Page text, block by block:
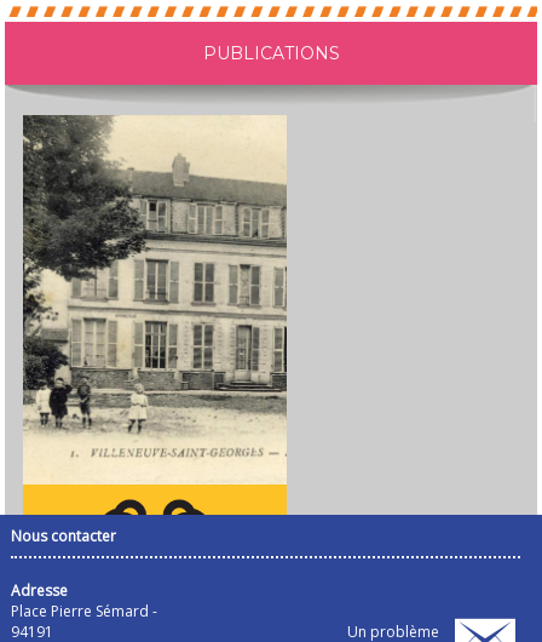
PUBLICATIONS
Nous contacter
Adresse
Place Pierre Sémard -
94191
Un problème